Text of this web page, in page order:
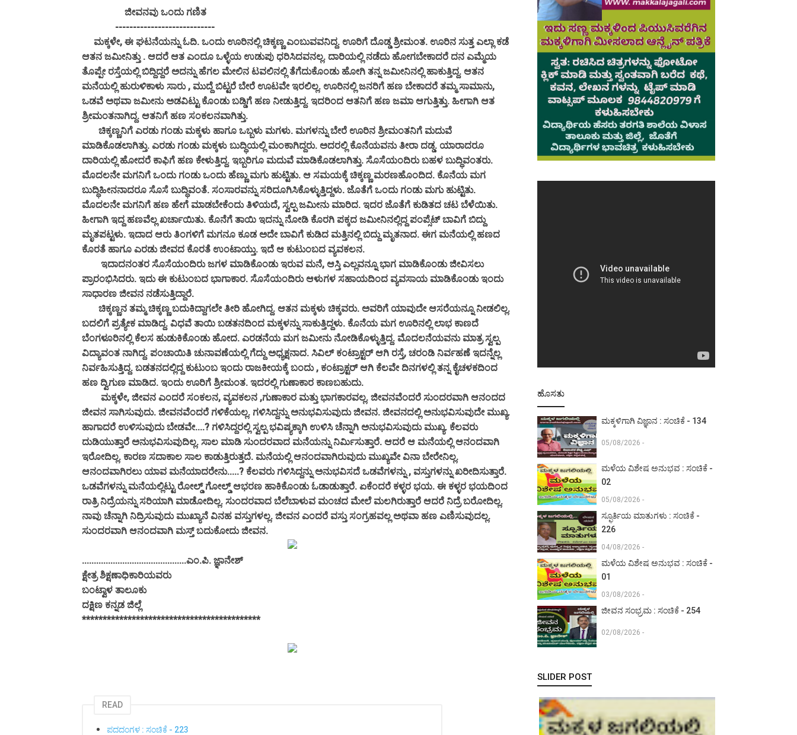
ಜೀವನವು ಒಂದು ಗಣಿತ
----------------------------
ಮಕ್ಕಳೇ, ಈ ಘಟನೆಯನ್ನು ಓದಿ. ಒಂದು ಊರಿನಲ್ಲಿ ಚಿಕ್ಕಣ್ಣ ಎಂಬುವವನಿದ್ದ. ಊರಿಗೆ ದೊಡ್ಡ ಶ್ರೀಮಂತ. ಊರಿನ ಸುತ್ತ ಎಲ್ಲಾ ಕಡೆ
ಆತನ ಜಮೀನಿತ್ತು . ಆದರೆ ಆತ ಎಂದೂ ಒಳ್ಳೆಯ ಉಡುಪು ಧರಿಸಿದವನಲ್ಲ. ದಾರಿಯಲ್ಲಿ ನಡೆದು ಹೋಗಬೇಕಾದರೆ ದನ ಎಮ್ಮೆಯ
ತೊಪ್ಪೇ ರಸ್ತೆಯಲ್ಲಿ ಬಿದ್ದಿದ್ದರೆ ಅದನ್ನು ಹೆಗಲ ಮೇಲಿನ ಟವಲಿನಲ್ಲಿ ತೆಗೆದುಕೊಂಡು ಹೋಗಿ ತನ್ನ ಜಮೀನಿನಲ್ಲಿ ಹಾಕುತ್ತಿದ್ದ. ಆತನ
ಮನೆಯಲ್ಲಿ ಹುರುಳಿಕಾಳು ಸಾರು , ಮುದ್ದೆ ಬಿಟ್ಟರೆ ಬೇರೆ ಊಟವೇ ಇರಲಿಲ್ಲ. ಊರಿನಲ್ಲಿ ಜನರಿಗೆ ಹಣ ಬೇಕಾದರೆ ತಮ್ಮ ಸಾಮಾನು,
ಒಡವೆ ಅಥವಾ ಜಮೀನು ಅಡವಿಟ್ಟು ಕೊಂಡು ಬಡ್ಡಿಗೆ ಹಣ ನೀಡುತ್ತಿದ್ದ. ಇದರಿಂದ ಆತನಿಗೆ ಹಣ ಜಮಾ ಆಗುತ್ತಿತ್ತು. ಹೀಗಾಗಿ ಆತ
ಶ್ರೀಮಂತನಾಗಿದ್ದ. ಆತನಿಗೆ ಹಣ ಸಂಕಲನವಾಗಿತ್ತು.
ಚಿಕ್ಕಣ್ಣನಿಗೆ ಎರಡು ಗಂಡು ಮಕ್ಕಳು ಹಾಗೂ ಒಬ್ಬಳು ಮಗಳು. ಮಗಳನ್ನು ಬೇರೆ ಊರಿನ ಶ್ರೀಮಂತನಿಗೆ ಮದುವೆ
ಮಾಡಿಕೊಡಲಾಗಿತ್ತು. ಎರಡು ಗಂಡು ಮಕ್ಕಳು ಬುದ್ಧಿಯಲ್ಲಿ ಮಂಕಾಗಿದ್ದರು. ಅದರಲ್ಲಿ ಕೊನೆಯವನು ತೀರಾ ದಡ್ಡ. ಯಾರಾದರೂ
ದಾರಿಯಲ್ಲಿ ಹೋದರೆ ಕಾಫಿಗೆ ಹಣ ಕೇಳುತ್ತಿದ್ದ. ಇಬ್ಬರಿಗೂ ಮದುವೆ ಮಾಡಿಕೊಡಲಾಗಿತ್ತು. ಸೊಸೆಯಂದಿರು ಬಹಳ ಬುದ್ಧಿವಂತರು.
ಮೊದಲನೇ ಮಗನಿಗೆ ಒಂದು ಗಂಡು ಒಂದು ಹೆಣ್ಣು ಮಗು ಹುಟ್ಟಿತು. ಆ ಸಮಯಕ್ಕೆ ಚಿಕ್ಕಣ್ಣ ಮರಣಹೊಂದಿದ. ಕೊನೆಯ ಮಗ
ಬುದ್ಧಿಹೀನನಾದರೂ ಸೊಸೆ ಬುದ್ಧಿವಂತೆ. ಸಂಸಾರವನ್ನು ಸರಿದೂಗಿಸಿಕೊಳ್ಳುತ್ತಿದ್ದಳು. ಜೊತೆಗೆ ಒಂದು ಗಂಡು ಮಗು ಹುಟ್ಟಿತು.
ಮೊದಲನೇ ಮಗನಿಗೆ ಹಣ ಹೇಗೆ ಮಾಡಬೇಕೆಂದು ತಿಳಿಯದೆ, ಸ್ವಲ್ಪ ಜಮೀನು ಮಾರಿದ. ಇದರ ಜೊತೆಗೆ ಕುಡಿತದ ಚಟ ಬೆಳೆಯಿತು.
ಹೀಗಾಗಿ ಇದ್ದ ಹಣವೆಲ್ಲ ಖರ್ಚಾಯಿತು. ಕೊನೆಗೆ ತಾಯಿ ಇದನ್ನು ನೋಡಿ ಕೊರಗಿ ಪಕ್ಕದ ಜಮೀನಿನಲ್ಲಿದ್ದ ಪಂಪ್ಸೆಟ್ ಬಾವಿಗೆ ಬಿದ್ದು
ಮೃತಪಟ್ಟಳು. ಇದಾದ ಆರು ತಿಂಗಳಿಗೆ ಮಗನೂ ಕೂಡ ಅದೇ ಬಾವಿಗೆ ಕುಡಿದ ಮತ್ತಿನಲ್ಲಿ ಬಿದ್ದು ಮೃತನಾದ. ಈಗ ಮನೆಯಲ್ಲಿ ಹಣದ
ಕೊರತೆ ಹಾಗೂ ಎರಡು ಜೀವದ ಕೊರತೆ ಉಂಟಾಯ್ತು. ಇದೆ ಆ ಕುಟುಂಬದ ವ್ಯವಕಲನ.
ಇದಾದನಂತರ ಸೊಸೆಯಂದಿರು ಜಗಳ ಮಾಡಿಕೊಂಡು ಇರುವ ಮನೆ, ಆಸ್ತಿ ಎಲ್ಲವನ್ನೂ ಭಾಗ ಮಾಡಿಕೊಂಡು ಜೀವಿಸಲು
ಪ್ರಾರಂಭಿಸಿದರು. ಇದು ಈ ಕುಟುಂಬದ ಭಾಗಾಕಾರ. ಸೊಸೆಯಂದಿರು ಆಳುಗಳ ಸಹಾಯದಿಂದ ವ್ಯವಸಾಯ ಮಾಡಿಕೊಂಡು ಇಂದು
ಸಾಧಾರಣ ಜೀವನ ನಡೆಸುತ್ತಿದ್ದಾರೆ.
ಚಿಕ್ಕಣ್ಣನ ತಮ್ಮ ಚಿಕ್ಕಣ್ಣ ಬದುಕಿದ್ದಾಗಲೇ ತೀರಿ ಹೋಗಿದ್ದ. ಆತನ ಮಕ್ಕಳು ಚಿಕ್ಕವರು. ಅವರಿಗೆ ಯಾವುದೇ ಆಸರೆಯನ್ನೂ ನೀಡಲಿಲ್ಲ.
ಬದಲಿಗೆ ಪ್ರತ್ಯೇಕ ಮಾಡಿದ್ದ‌. ವಿಧವೆ ತಾಯಿ ಬಡತನದಿಂದ ಮಕ್ಕಳನ್ನು ಸಾಕುತ್ತಿದ್ದಳು. ಕೊನೆಯ ಮಗ ಊರಿನಲ್ಲಿ ಲಾಭ ಕಾಣದೆ
ಬೆಂಗಳೂರಿನಲ್ಲಿ ಕೆಲಸ ಹುಡುಕಿಕೊಂಡು ಹೋದ. ಎರಡನೆಯ ಮಗ ಜಮೀನು ನೋಡಿಕೊಳ್ಳುತ್ತಿದ್ದ. ಮೊದಲನೆಯವನು ಮಾತ್ರ ಸ್ವಲ್ಪ
ವಿದ್ಯಾವಂತ ನಾಗಿದ್ದ. ಪಂಚಾಯಿತಿ ಚುನಾವಣೆಯಲ್ಲಿ ಗೆದ್ದು ಅಧ್ಯಕ್ಷನಾದ. ಸಿವಿಲ್ ಕಂಟ್ರಾಕ್ಟರ್ ಆಗಿ ರಸ್ತೆ, ಚರಂಡಿ ನಿರ್ವಹಣೆ ಇದನ್ನೆಲ್ಲ
ನಿರ್ವಹಿಸುತ್ತಿದ್ದ. ಬಡತನದಲ್ಲಿದ್ದ ಕುಟುಂಬ ಇಂದು ರಾಜಕೀಯಕ್ಕೆ ಬಂದು , ಕಂಟ್ರಾಕ್ಟರ್ ಆಗಿ ಕೆಲವೇ ದಿನಗಳಲ್ಲಿ ತನ್ನ ಕೈಚಳಕದಿಂದ
ಹಣ ದ್ವಿಗುಣ ಮಾಡಿದ. ಇಂದು ಊರಿಗೆ ಶ್ರೀಮಂತ. ಇದರಲ್ಲಿ ಗುಣಾಕಾರ ಕಾಣಬಹುದು.
ಮಕ್ಕಳೇ, ಜೀವನ ಎಂದರೆ ಸಂಕಲನ, ವ್ಯವಕಲನ ,ಗುಣಾಕಾರ ಮತ್ತು ಭಾಗಕಾರವಲ್ಲ‌. ಜೀವನವೆಂದರೆ ಸುಂದರವಾಗಿ ಆನಂದದ
ಜೀವನ ಸಾಗಿಸುವುದು. ಜೀವನವೆಂದರೆ ಗಳಿಕೆಯಲ್ಲ. ಗಳಿಸಿದ್ದನ್ನು ಅನುಭವಿಸುವುದು ಜೀವನ. ಜೀವನದಲ್ಲಿ ಅನುಭವಿಸುವುದೇ ಮುಖ್ಯ.
ಹಾಗಾದರೆ ಉಳಿಸುವುದು ಬೇಡವೇ....? ಗಳಿಸಿದ್ದರಲ್ಲಿ ಸ್ವಲ್ಪ ಭವಿಷ್ಯಕ್ಕಾಗಿ ಉಳಿಸಿ ಚೆನ್ನಾಗಿ ಅನುಭವಿಸುವುದು ಮುಖ್ಯ. ಕೆಲವರು
ದುಡಿಯುತ್ತಾರೆ ಅನುಭವಿಸುವುದಿಲ್ಲ. ಸಾಲ ಮಾಡಿ ಸುಂದರವಾದ ಮನೆಯನ್ನು ನಿರ್ಮಿಸುತ್ತಾರೆ. ಆದರೆ ಆ ಮನೆಯಲ್ಲಿ ಆನಂದವಾಗಿ
ಇರೋದಿಲ್ಲ. ಕಾರಣ ಸದಾಕಾಲ ಸಾಲ ಕಾಡುತ್ತಿರುತ್ತದೆ. ಮನೆಯಲ್ಲಿ ಆನಂದವಾಗಿರುವುದು ಮುಖ್ಯವೇ ವಿನಾ ಬೇರೇನಿಲ್ಲ.
ಆನಂದವಾಗಿರಲು ಯಾವ ಮನೆಯಾದರೇನು.....? ಕೆಲವರು ಗಳಿಸಿದ್ದನ್ನು ಅನುಭವಿಸದೆ ಒಡವೆಗಳನ್ನು , ವಸ್ತುಗಳನ್ನು ಖರೀದಿಸುತ್ತಾರೆ.
ಒಡವೆಗಳನ್ನು ಮನೆಯಲ್ಲಿಟ್ಟು ರೋಲ್ಡ್ ಗೋಲ್ಡ್ ಆಭರಣ ಹಾಕಿಕೊಂಡು ಓಡಾಡುತ್ತಾರೆ. ಏಕೆಂದರೆ ಕಳ್ಳರ ಭಯ. ಈ ಕಳ್ಳರ ಭಯದಿಂದ
ರಾತ್ರಿ ನಿದ್ರೆಯನ್ನು ಸರಿಯಾಗಿ ಮಾಡೋದಿಲ್ಲ. ಸುಂದರವಾದ ಬೆಲೆಬಾಳುವ ಮಂಚದ ಮೇಲೆ ಮಲಗಿರುತ್ತಾರೆ ಆದರೆ ನಿದ್ರೆ ಬರೋದಿಲ್ಲ.
ನಾವು ಚೆನ್ನಾಗಿ ನಿದ್ರಿಸುವುದು ಮುಖ್ಯಾನೆ ವಿನಹ ವಸ್ತುಗಳಲ್ಲ. ಜೀವನ ಎಂದರೆ ವಸ್ತು ಸಂಗ್ರಹವಲ್ಲ ಅಥವಾ ಹಣ ಎಣಿಸುವುದಲ್ಲ.
ಸುಂದರವಾಗಿ ಆನಂದವಾಗಿ ಮಸ್ತ್ ಬದುಕೋದು ಜೀವನ.
............................................ಎಂ.ಪಿ. ಜ್ಞಾನೇಶ್
ಕ್ಷೇತ್ರ ಶಿಕ್ಷಣಾಧಿಕಾರಿಯವರು
ಬಂಟ್ವಾಳ ತಾಲೂಕು
ದಕ್ಷಿಣ ಕನ್ನಡ ಜಿಲ್ಲೆ
*******************************************
READ
ಪದದಂಗಳ : ಸಂಚಿಕೆ - 223
ಹೊಸತು
ಮಕ್ಕಳಿಗಾಗಿ ವಿಜ್ಞಾನ : ಸಂಚಿಕೆ - 134
05/08/2026 -
ಮಳೆಯ ವಿಶೇಷ ಅನುಭವ : ಸಂಚಿಕೆ -
02
05/08/2026 -
ಸ್ಫೂರ್ತಿಯ ಮಾತುಗಳು : ಸಂಚಿಕೆ -
226
04/08/2026 -
ಮಳೆಯ ವಿಶೇಷ ಅನುಭವ : ಸಂಚಿಕೆ -
01
03/08/2026 -
ಜೀವನ ಸಂಭ್ರಮ : ಸಂಚಿಕೆ - 254
02/08/2026 -
SLIDER POST